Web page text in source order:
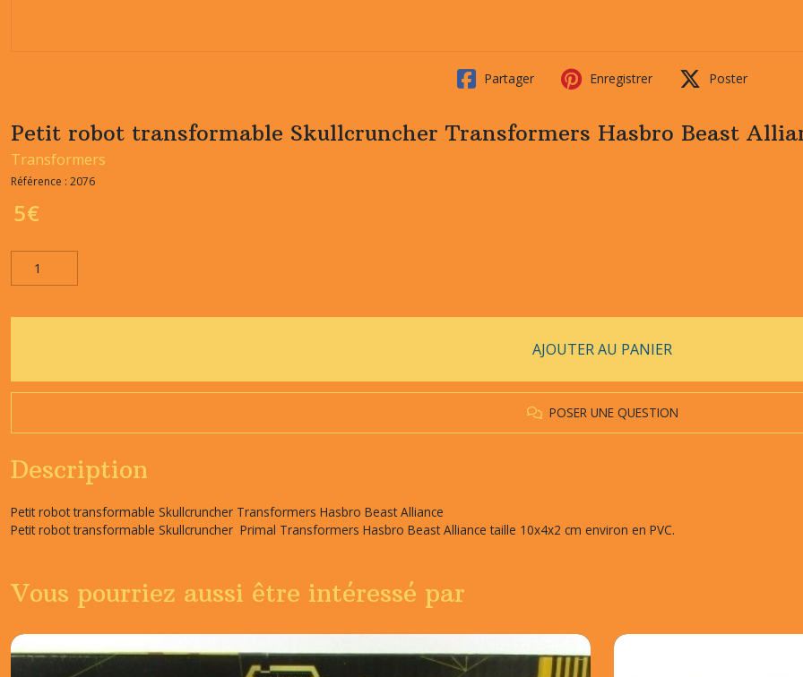
Partager Enregistrer Poster
Petit robot transformable Skullcruncher Transformers Hasbro Beast
Transformers
Référence : 2076
5€
AJOUTER AU PANIER
POSER UNE QUESTION
Description
Petit robot transformable Skullcruncher Transformers Hasbro Beast Alliance
Petit robot transformable Skullcruncher Primal Transformers Hasbro Beast Alliance taille 10x4x2 cm environ en PVC.
Vous pourriez aussi être intéressé par